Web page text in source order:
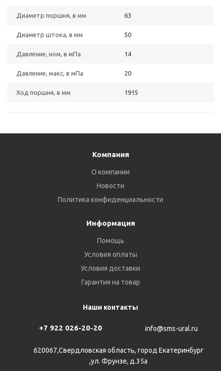
Диаметр поршня, в мм 63
Диаметр штока, в мм 50
Давление, ном, в мПа 14
Давление, макс, в мПа 20
Ход поршня, в мм 1915
Компания
О компании
Новости
Политика конфиденциальности
Информация
Помощь
Условия оплаты
Условия доставки
Гарантия на товар
Наши контакты
+7 922 026-20-20 info@sms-ural.ru
620067,Свердловская область, город Екатеринбург
,ул. Фрунзе, д.35а